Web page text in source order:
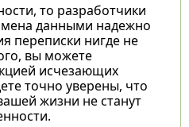
то разработчики
данными надежно
переписки нигде не
вы можете
исчезающих
точно уверены, что
жизни не станут